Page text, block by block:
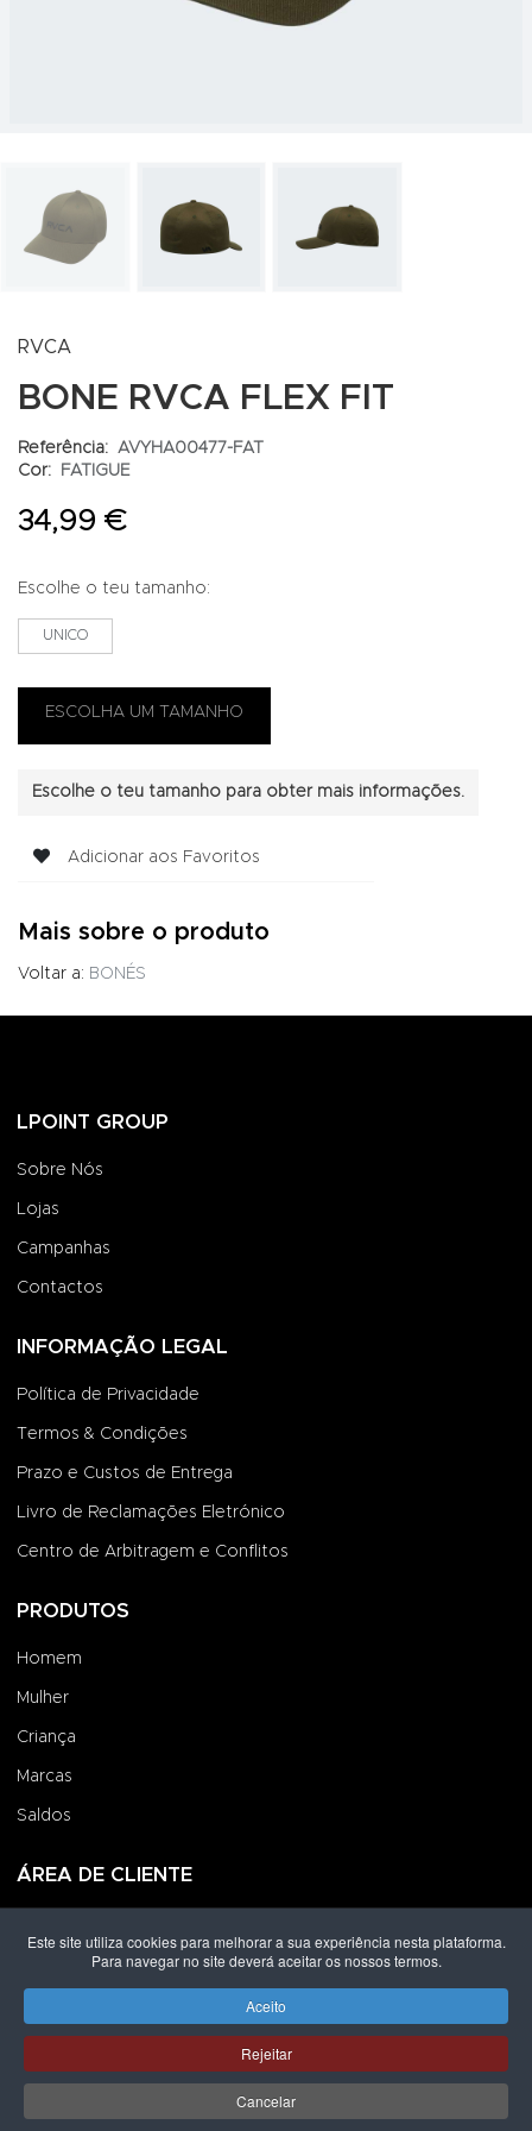
RVCA
BONE RVCA FLEX FIT
Referência:
AVYHA00477-FAT
Cor:
FATIGUE
34,99 €
Escolhe o teu tamanho:
UNICO
Escolhe o teu tamanho para obter mais informações.
Adicionar aos Favoritos
Mais sobre o produto
Voltar a: BONÉS
LPOINT GROUP
Sobre Nós
Lojas
Campanhas
Contactos
INFORMAÇÃO LEGAL
Política de Privacidade
Termos & Condições
Prazo e Custos de Entrega
Livro de Reclamações Eletrónico
Centro de Arbitragem e Conflitos
PRODUTOS
Homem
Mulher
Criança
Marcas
Saldos
ÁREA DE CLIENTE
Criar uma Conta
Direitos de autor © 2026 Grupo Lpoint® Footwear & Co.. Todos os
direitos reservados.
Este site utiliza cookies para melhorar a sua experiência nesta plataforma.
Para navegar no site deverá aceitar os nossos termos.
Aceito
Rejeitar
Cancelar